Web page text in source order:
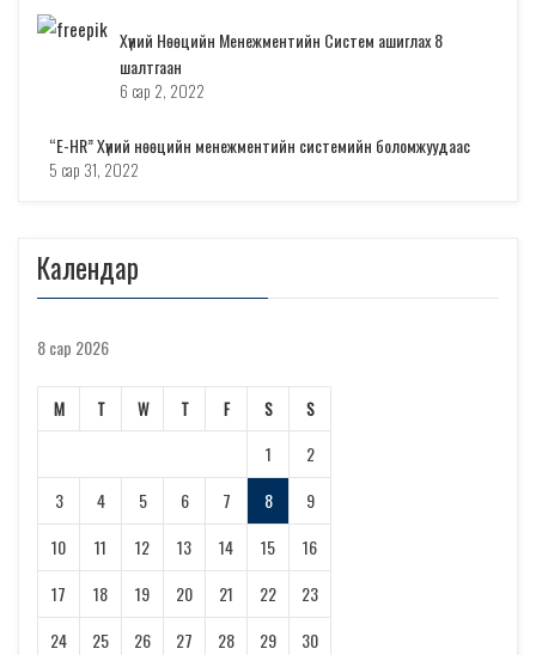
Хүний Нөөцийн Менежментийн Систем ашиглах 8
шалтгаан
6 сар 2, 2022
“E-HR” Хүний нөөцийн менежментийн системийн боломжуудаас
5 сар 31, 2022
Календар
8 сар 2026
М Т W Т F S S
1
2
3
4 5 6 7 8
9
10
11 12 13 14 15
16
17
18 19 20 21 22
23
24
25 26 27 28 29
30